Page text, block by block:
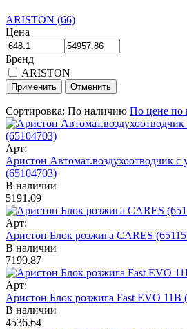
ARISTON (66)
Цена
Бренд
ARISTON
Сортировка: По наличию По цене по
Арт:
Аристон Автомат.воздухоотводчик с
(65104703)
В наличии
5191.09
Арт:
Аристон Блок розжига CARES
В наличии
7199.87
Арт:
Аристон Блок розжига Fast EVO 11B
В наличии
4536.64